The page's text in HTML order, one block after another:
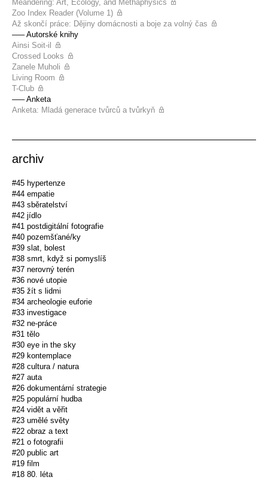
Meandering: Art, Ecology, and Methaphysics
Zoo Index Reader (Volume 1)
Až skončí práce: Dějiny domácnosti a boje za volný čas
––– Autorské knihy
Ainsi Soit-il
Crossed Looks
Zanele Muholi
Living Room
T-Club
––– Anketa
Anketa: Mladá generace tvůrců a tvůrkyň
archiv
#45 hypertenze
#44 empatie
#43 sběratelství
#42 jídlo
#41 postdigitální fotografie
#40 pozemšťané/ky
#39 slat, bolest
#38 smrt, když si pomyslíš
#37 nerovný terén
#36 nové utopie
#35 žít s lidmi
#34 archeologie euforie
#33 investigace
#32 ne-práce
#31 tělo
#30 eye in the sky
#29 kontemplace
#28 cultura / natura
#27 auta
#26 dokumentární strategie
#25 populární hudba
#24 vidět a věřit
#23 umělé světy
#22 obraz a text
#21 o fotografii
#20 public art
#19 film
#18 80. léta